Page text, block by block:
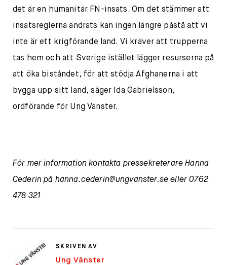
det är en humanitär FN-insats. Om det stämmer att
insatsreglerna ändrats kan ingen längre påstå att vi
inte är ett krigförande land. Vi kräver att trupperna
tas hem och att Sverige istället lägger resurserna på
att öka biståndet, för att stödja Afghanerna i att
bygga upp sitt land, säger Ida Gabrielsson,
ordförande för Ung Vänster.
För mer information kontakta pressekreterare Hanna
Cederin på hanna.cederin@ungvanster.se eller 0762
478 321
SKRIVEN AV
Ung Vänster